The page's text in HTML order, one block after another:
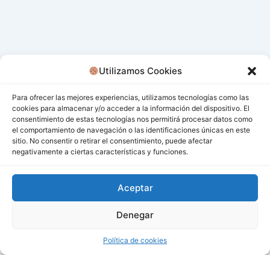
Utilizamos Cookies
Para ofrecer las mejores experiencias, utilizamos tecnologías como las
cookies para almacenar y/o acceder a la información del dispositivo. El
consentimiento de estas tecnologías nos permitirá procesar datos como
el comportamiento de navegación o las identificaciones únicas en este
sitio. No consentir o retirar el consentimiento, puede afectar
negativamente a ciertas características y funciones.
Aceptar
Denegar
Política de cookies
Todos los derechos © 2026 San Miguel De Los Bancos |